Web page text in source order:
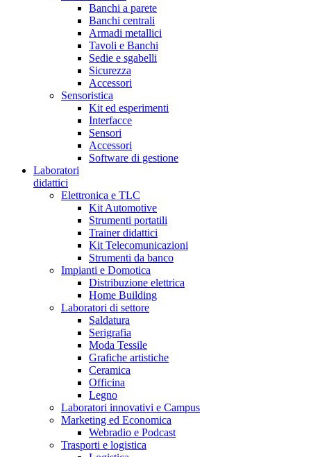
Banchi a parete
Banchi centrali
Armadi metallici
Tavoli e Banchi
Sedie e sgabelli
Sicurezza
Accessori
Sensoristica
Kit ed esperimenti
Interfacce
Sensori
Accessori
Software di gestione
Laboratori
didattici
Elettronica e TLC
Kit Automotive
Strumenti portatili
Trainer didattici
Kit Telecomunicazioni
Strumenti da banco
Impianti e Domotica
Distribuzione elettrica
Home Building
Laboratori di settore
Saldatura
Serigrafia
Moda Tessile
Grafiche artistiche
Ceramica
Officina
Legno
Laboratori innovativi e Campus
Marketing ed Economica
Webradio e Podcast
Trasporti e logistica